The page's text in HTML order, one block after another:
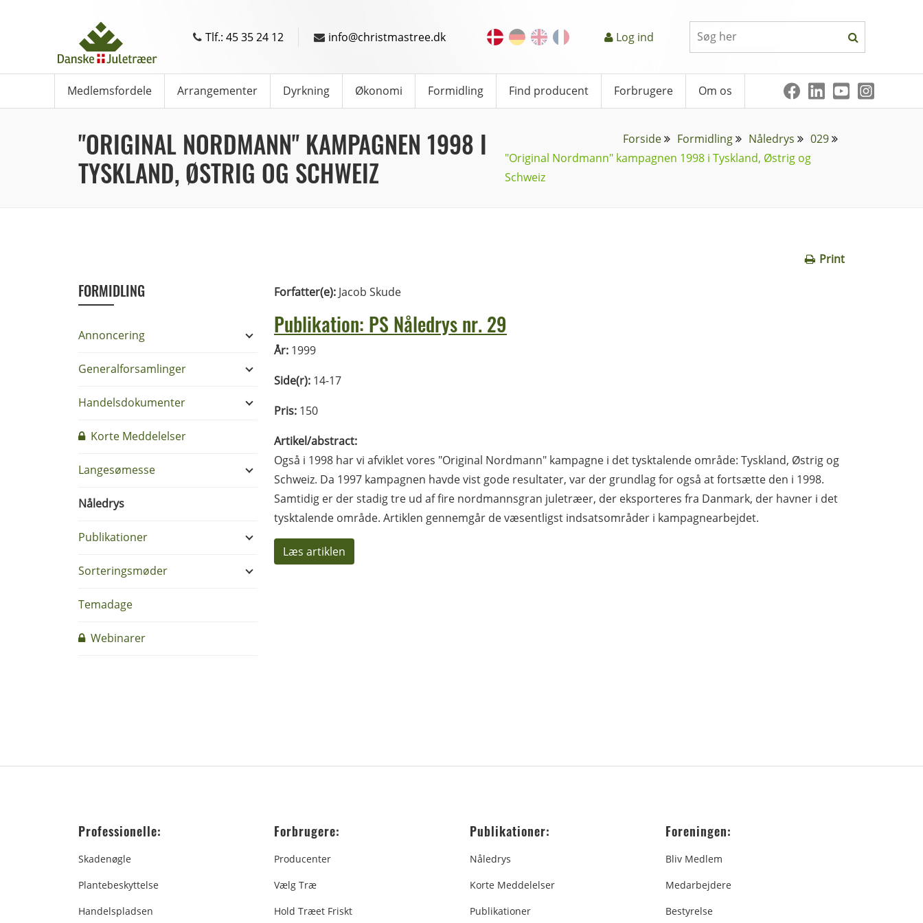
Tlf.: 45 35 24 12 info@christmastree.dk Log ind
Medlemsfordele Arrangementer Dyrkning Økonomi Formidling Find producent Forbrugere Om os
"ORIGINAL NORDMANN" KAMPAGNEN 1998 I
TYSKLAND, ØSTRIG OG SCHWEIZ
Forside Formidling Nåledrys
029
"Original Nordmann" kampagnen 1998 i Tyskland, Østrig og
Schweiz
Print
FORMIDLING
Annoncering
Generalforsamlinger
Handelsdokumenter
Korte Meddelelser
Langesømesse
Nåledrys
Publikationer
Sorteringsmøder
Temadage
Webinarer
Forfatter(e): Jacob Skude
Publikation: PS Nåledrys nr. 29
År: 1999
Side(r): 14-17
Pris: 150
Artikel/abstract:
Også i 1998 har vi afviklet vores "Original Nordmann" kampagne i det tysktalende område: Tyskland, Østrig og
Schweiz. Da 1997 kampagnen havde vist gode resultater, var der grundlag for også at fortsætte den i 1998.
Samtidig er der stadig tre ud af fire nordmannsgran juletræer, der eksporteres fra Danmark, der havner i det
tysktalende område. Artiklen gennemgår de væsentligst indsatsområder i kampagnearbejdet.
Læs artiklen
Professionelle:
Skadenøgle
Plantebeskyttelse
Handelspladsen
Forbrugere:
Producenter
Vælg Træ
Hold Træet Friskt
Publikationer:
Nåledrys
Korte Meddelelser
Publikationer
Foreningen:
Bliv Medlem
Medarbejdere
Bestyrelse